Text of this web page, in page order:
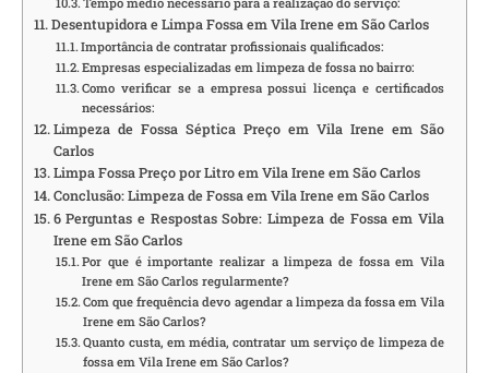
Desentupidora e Limpa Fossa em Vila Irene em São Carlos
Importância de contratar profissionais qualificados:
Empresas especializadas em limpeza de fossa no bairro:
Como verificar se a empresa possui licença e certificados
necessários:
Limpeza de Fossa Séptica Preço em Vila Irene em São
Carlos
Limpa Fossa Preço por Litro em Vila Irene em São Carlos
Conclusão: Limpeza de Fossa em Vila Irene em São Carlos
6 Perguntas e Respostas Sobre: Limpeza de Fossa em Vila
Irene em São Carlos
Por que é importante realizar a limpeza de fossa em Vila
Irene em São Carlos regularmente?
Com que frequência devo agendar a limpeza da fossa em Vila
Irene em São Carlos?
Quanto custa, em média, contratar um serviço de limpeza de
fossa em Vila Irene em São Carlos?